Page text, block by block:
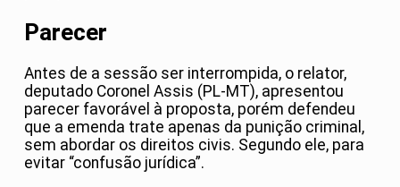
Parecer
Antes de a sessão ser interrompida, o relator,
deputado Coronel Assis (PL-MT), apresentou
parecer favorável à proposta, porém defendeu
que a emenda trate apenas da punição criminal,
sem abordar os direitos civis. Segundo ele, para
evitar “confusão jurídica”.